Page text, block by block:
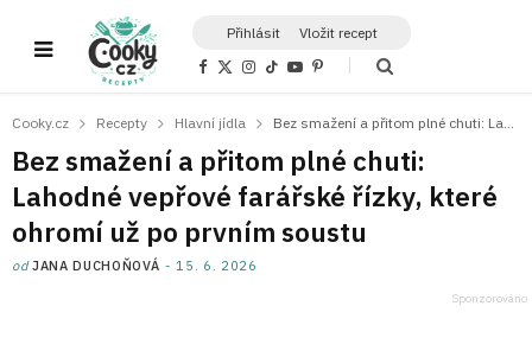
Přihlásit Vložit recept
F
b
o
k
X
i
t
e
I
a
r
a
m
T
o
Y
u
e
P
e
e
s
t
Cooky.cz Recepty Hlavní jídla
Bez smažení a přitom plné chuti:
Lahodné vepřové farářské řízky, které
ohromí už po prvním soustu
odJANA DUCHOŇOVÁ 15. 6. 2026